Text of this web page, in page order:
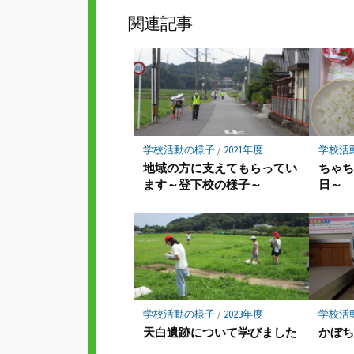
ア
マ
ー
ク
に
保
関連記事
学校活動の様子/ 2021年度
地域の方に支えてもらってい
ます～登下校の様子～
学校活
ちゃ
日～
学校活動の様子/ 2023年度
天白遺跡について学びました
学校活
かぼ